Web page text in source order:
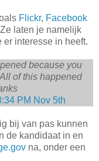
Flickr, Facebook
laten je namelijk
interesse in heeft.
because you
of this happened
PM Nov 5th
bij van pas kunnen
de kandidaat in en
na, onder een